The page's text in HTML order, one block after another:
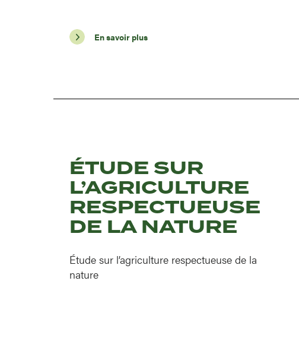
En savoir plus
ÉTUDE SUR
L’AGRICULTURE
RESPECTUEUSE
DE LA NATURE
Étude sur l’agriculture respectueuse de la
nature